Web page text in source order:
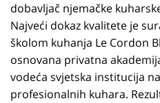
dobavljač njemačke
Najveći dokaz kvalitete je
školom kuhanja Le Cordon
osnovana privatna
vodeća svjetska institucija
profesionalnih kuhara.